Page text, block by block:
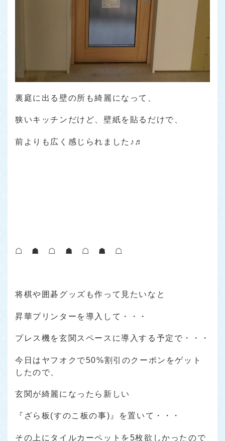
裏庭に出る壁の所も綺麗になって、
狭いキッチンだけど、壁紙を貼るだけで、
前よりも広く感じられました♪♬
☖ ☗ ☖ ☗ ☖ ☗ ☖
将棋や囲碁グッズも作って見たいなと
昇華プリンターを導入して・・・
プレス機を玄関スペースに導入する予定で・・・
今日はヤフオクで50%割引のクーポンをゲット
したので、
玄関が綺麗になったら新しい
『ざら板(すのこ板の事)』を置いて・・・
その上にタイルカーペットを5枚欲しかったので